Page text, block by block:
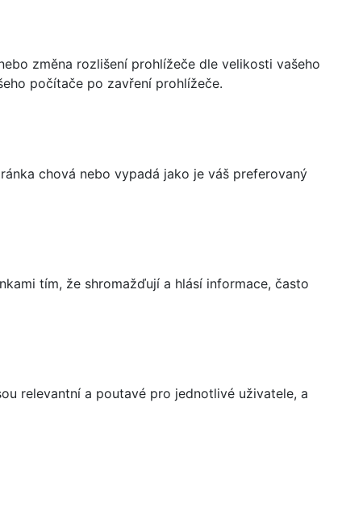
změna rozlišení prohlížeče dle velikosti vašeho
počítače po zavření prohlížeče.
chová nebo vypadá jako je váš preferovaný
tím, že shromažďují a hlásí informace, často
relevantní a poutavé pro jednotlivé uživatele, a